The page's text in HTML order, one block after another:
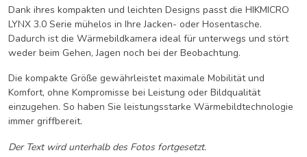
Dank ihres kompakten und leichten Designs passt die HIKMICRO
LYNX 3.0 Serie mühelos in Ihre Jacken- oder Hosentasche.
Dadurch ist die Wärmebildkamera ideal für unterwegs und stört
weder beim Gehen, Jagen noch bei der Beobachtung.
Die kompakte Größe gewährleistet maximale Mobilität und
Komfort, ohne Kompromisse bei Leistung oder Bildqualität
einzugehen. So haben Sie leistungsstarke Wärmebildtechnologie
immer griffbereit.
Der Text wird unterhalb des Fotos fortgesetzt.